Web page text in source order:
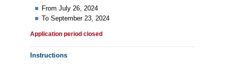
From July 26, 2024
To September 23, 2024
Application period closed
Instructions